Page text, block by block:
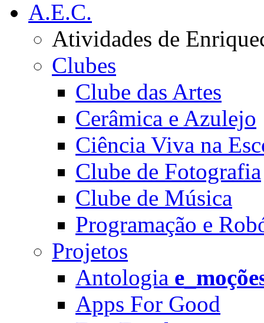
A.E.C.
Atividades de
Clubes
Clube das Artes
Cerâmica e Azulejo
Ciência Viva na
Clube de Fotografia
Clube de Música
Programação e
Projetos
Antologia
Apps For Good